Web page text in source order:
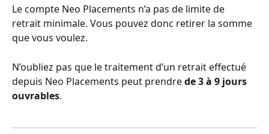
Le compte Neo Placements n’a pas de limite de
retrait minimale. Vous pouvez donc retirer la somme
que vous voulez.
N’oubliez pas que le traitement d’un retrait effectué
depuis Neo Placements peut prendre de 3 à 9 jours
ouvrables.